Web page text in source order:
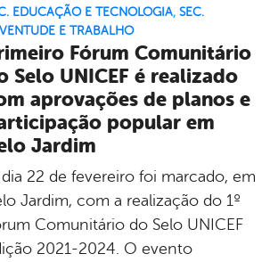
EDUCAÇÃO E TECNOLOGIA, SEC.
E TRABALHO
Fórum Comunitário
Selo UNICEF é realizado
aprovações de planos e
popular em
Jardim
22 de fevereiro foi marcado, em
Jardim, com a realização do 1º
Comunitário do Selo UNICEF
2021-2024. O evento